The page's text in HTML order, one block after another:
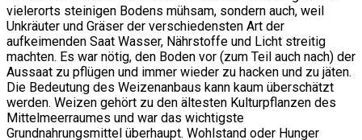
vielerorts steinigen Bodens mühsam, sondern auch, weil
Unkräuter und Gräser der verschiedensten Art der
aufkeimenden Saat Wasser, Nährstoffe und Licht streitig
machten. Es war nötig, den Boden vor (zum Teil auch nach) der
Aussaat zu pflügen und immer wieder zu hacken und zu jäten.
Die Bedeutung des Weizenanbaus kann kaum überschätzt
werden. Weizen gehört zu den ältesten Kulturpflanzen des
Mittelmeerraumes und war das wichtigste
Grundnahrungsmittel überhaupt. Wohlstand oder Hunger